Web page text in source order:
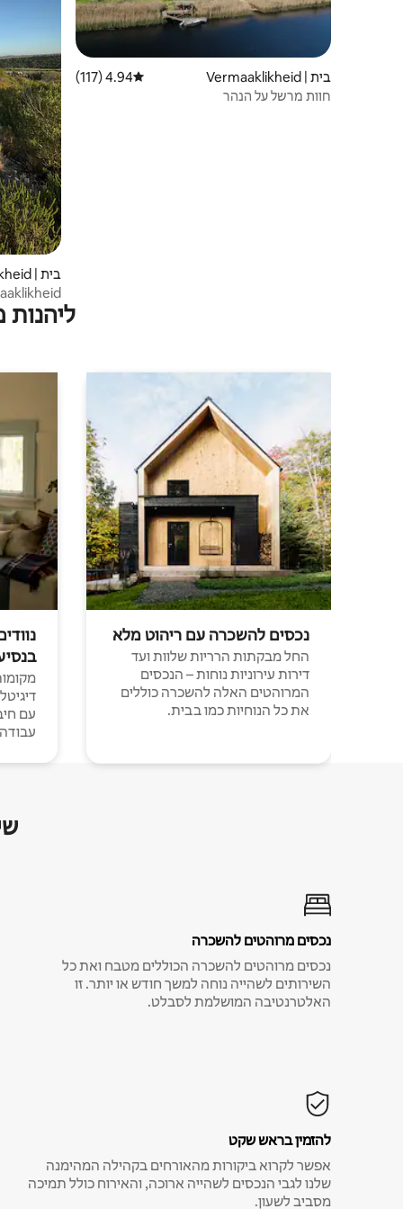
בית | Vermaaklikheid דירוג ממוצע של 4.94 מתוך 5, 117 ביקורות
4.94 (117)
חוות מרשל על הנהר
בית | Vermaaklikheid
קטן
נכסים להשכרה עם ריהוט מלא
החל מבקתות הרריות שלוות ועד
דירות עירוניות נוחות – הנכסים
המרוהטים האלה להשכרה כוללים
את כל הנוחיות כמו בבית.
עבודה
נכסים מרוהטים להשכרה
נכסים מרוהטים להשכרה הכוללים מטבח ואת כל
השירותים לשהייה נוחה למשך חודש או יותר. זו
האלטרנטיבה המושלמת לסבלט.
להזמין בראש שקט
אפשר לקרוא ביקורות מהאורחים בקהילה המהימנה
שלנו לגבי הנכסים לשהייה ארוכה, והאירוח כולל תמיכה
מסביב לשעון.